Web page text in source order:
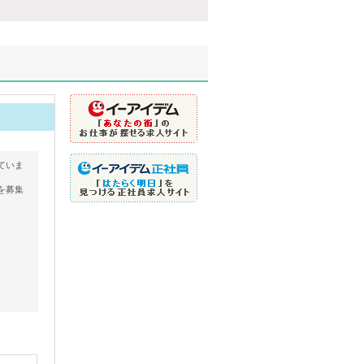
いま
募集